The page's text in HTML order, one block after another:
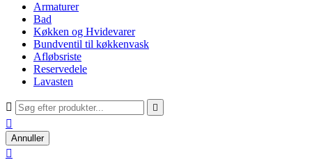
Armaturer
Bad
Køkken og Hvidevarer
Bundventil til køkkenvask
Afløbsriste
Reservedele
Lavasten
 

Annuller
